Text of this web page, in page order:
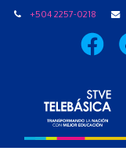
+504 2257-0218